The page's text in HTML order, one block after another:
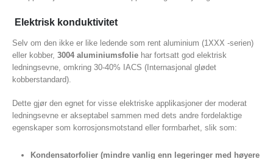
Elektrisk konduktivitet
Selv om den ikke er like ledende som rent aluminium (1XXX -serien)
eller kobber, 3004 aluminiumsfolie har fortsatt god elektrisk
ledningsevne, omkring 30-40% IACS (Internasjonal glødet
kobberstandard).
Dette gjør den egnet for visse elektriske applikasjoner der moderat
ledningsevne er akseptabel sammen med dets andre fordelaktige
egenskaper som korrosjonsmotstand eller formbarhet, slik som:
Kondensatorfolier (mindre vanlig enn legeringer med høyere